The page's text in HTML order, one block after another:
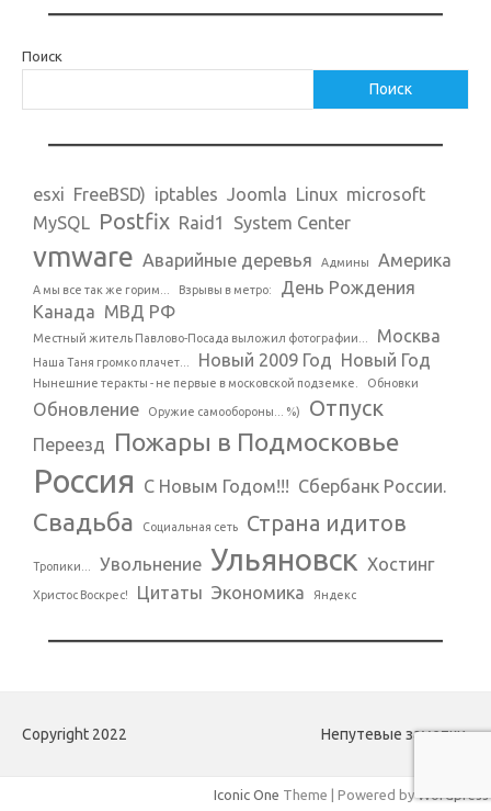
Поиск
Поиск
esxi FreeBSD) iptables Joomla Linux microsoft
MySQL Postfix Raid1 System Center
vmware Аварийные деревья Админы Америка
А мы все так же горим... Взрывы в метро:
День Рождения
Канада МВД РФ
Местный житель Павлово-Посада выложил фотографии... Москва
Наша Таня громко плачет... Новый 2009 Год Новый Год
Нынешние теракты - не первые в московской подземке. Обновки
Обновление Оружие самообороны... %) Отпуск
Переезд Пожары в Подмосковье
Россия С Новым Годом!!! Сбербанк России.
Свадьба Социальная сеть Страна идитов
Тропики... Увольнение Ульяновск Хостинг
Христос Воскрес! Цитаты Экономика Яндекс
Copyright 2022 Непутевые заметки.
Iconic One Theme | Powered by